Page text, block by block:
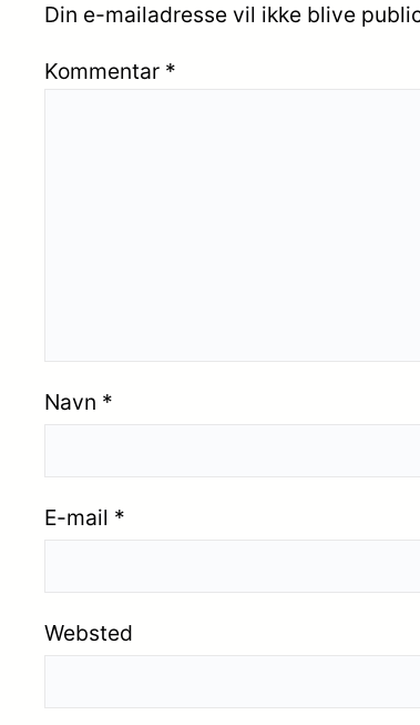
Din e-mailadresse vil ikke blive
Kommentar *
Navn *
E-mail *
Websted